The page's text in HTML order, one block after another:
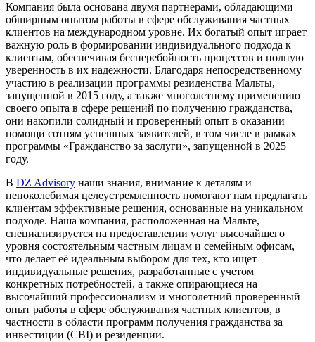
Компания была основана двумя партнерами, обладающими
обширным опытом работы в сфере обслуживания частных
клиентов на международном уровне. Их богатый опыт играет
важную роль в формировании индивидуального подхода к
клиентам, обеспечивая бесперебойность процессов и полную
уверенность в их надежности. Благодаря непосредственному
участию в реализации программы резиденства Мальты,
запущенной в 2015 году, а также многолетнему применению
своего опыта в сфере решений по получению гражданства,
они накопили солидный и проверенный опыт в оказании
помощи сотням успешных заявителей, в том числе в рамках
программы «Гражданство за заслуги», запущенной в 2025
году.
В DZ Advisory наши знания, внимание к деталям и
непоколебимая целеустремленность помогают нам предлагать
клиентам эффективные решения, основанные на уникальном
подходе. Наша компания, расположенная на Мальте,
специализируется на предоставлении услуг высочайшего
уровня состоятельным частным лицам и семейным офисам,
что делает её идеальным выбором для тех, кто ищет
индивидуальные решения, разработанные с учетом
конкретных потребностей, а также опирающиеся на
высочайший профессионализм и многолетний проверенный
опыт работы в сфере обслуживания частных клиентов, в
частности в области программ получения гражданства за
инвестиции (CBI) и резиденции.